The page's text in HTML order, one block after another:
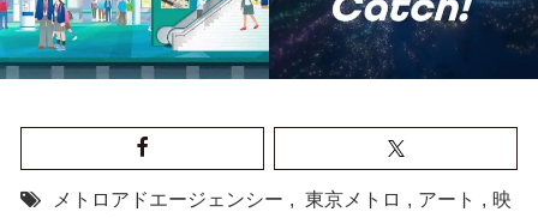
メトロアドエージェンシー , 東京メトロ , アート , 映